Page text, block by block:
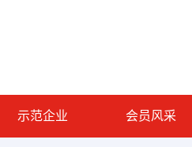
示范企业 会员风采